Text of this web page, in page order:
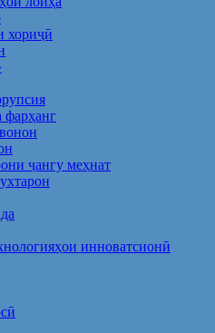
хориҷӣ
ҷангу меҳнат
инноватсионӣ